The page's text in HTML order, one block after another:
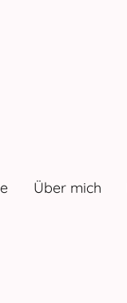
Über mich